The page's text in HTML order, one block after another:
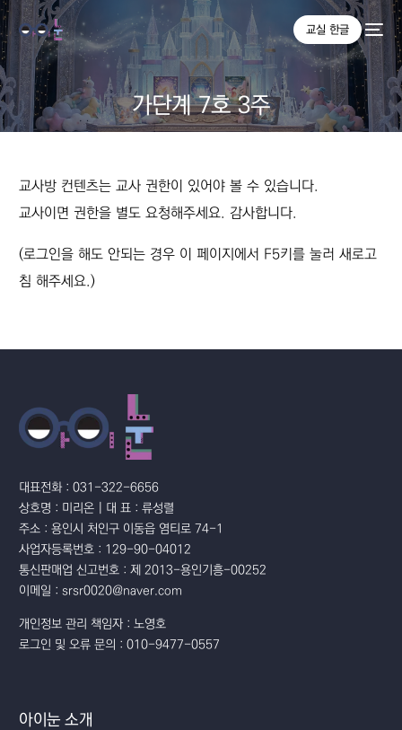
교실 한글
가단계 7호 3주
교사방 컨텐츠는 교사 권한이 있어야 볼 수 있습니다.
교사이면 권한을 별도 요청해주세요. 감사합니다.
(로그인을 해도 안되는 경우 이 페이지에서 F5키를 눌러 새로고
침 해주세요.)
대표전화 : 031-322-6656
상호명 : 미리온 | 대 표 : 류성렬
주소 : 용인시 처인구 이동읍 염티로 74-1
사업자등록번호 : 129-90-04012
통신판매업 신고번호 : 제 2013-용인기흥-00252
이메일 : srsr0020@naver.com
개인정보 관리 책임자 : 노영호
로그인 및 오류 문의 : 010-9477-0557
아이눈 소개